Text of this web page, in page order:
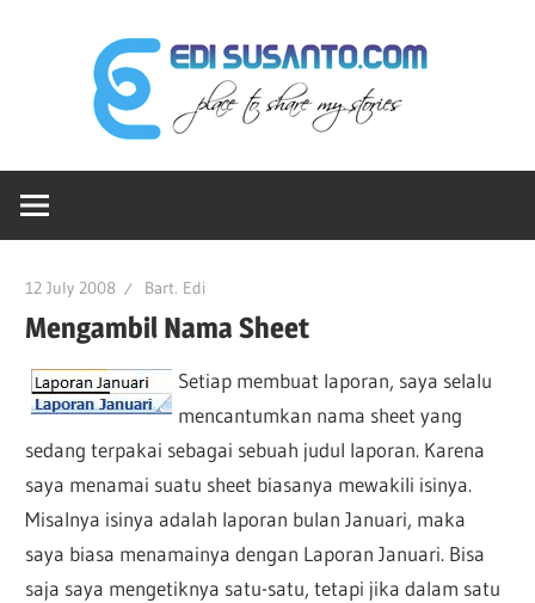
ku
Cerita
12 July 2008 Bart. Edi
Mengambil Nama Sheet
Setiap membuat laporan, saya selalu
mencantumkan nama sheet yang
sedang terpakai sebagai sebuah judul laporan. Karena
saya menamai suatu sheet biasanya mewakili isinya.
Misalnya isinya adalah laporan bulan Januari, maka
saya biasa menamainya dengan Laporan Januari. Bisa
saja saya mengetiknya satu-satu, tetapi jika dalam satu